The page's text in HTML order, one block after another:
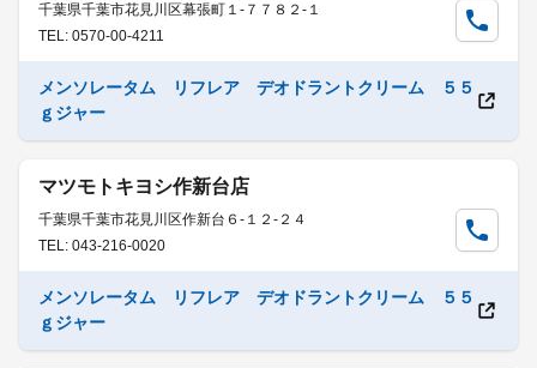
千葉県千葉市花見川区幕張町１-７７８２-１
TEL: 0570-00-4211
メンソレータム リフレア デオドラントクリーム ５５
ｇジャー
マツモトキヨシ作新台店
千葉県千葉市花見川区作新台６-１２-２４
TEL: 043-216-0020
メンソレータム リフレア デオドラントクリーム ５５
ｇジャー